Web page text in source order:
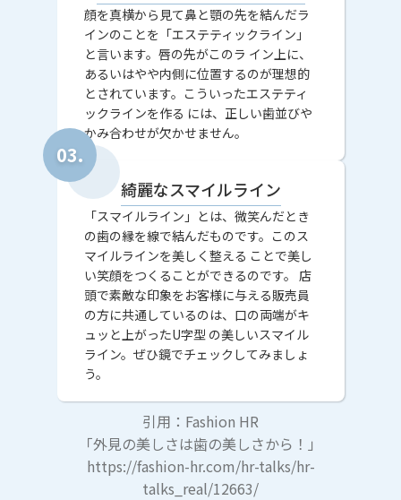
顔を真横から見て鼻と顎の先を結んだラ
インのことを「エステティックライン」
と言います。唇の先がこのラ イン上に、
あるいはやや内側に位置するのが理想的
とされています。こういったエステティ
ックラインを作る には、正しい歯並びや
かみ合わせが欠かせません。
綺麗なスマイルライン
「スマイルライン」とは、微笑んだとき
の歯の縁を線で結んだものです。このス
マイルラインを美しく整える ことで美し
い笑顔をつくることができるのです。 店
頭で素敵な印象をお客様に与える販売員
の方に共通しているのは、口の両端がキ
ュッと上がったU字型 の美しいスマイル
ライン。ぜひ鏡でチェックしてみましょ
う。
引用：Fashion HR
「外見の美しさは歯の美しさから！」
https://fashion-hr.com/hr-talks/hr-
talks_real/12663/